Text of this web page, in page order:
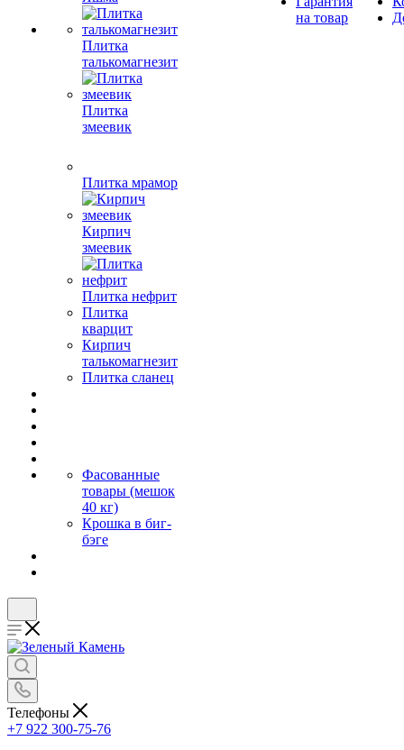
Плитка
талькомагнезит
Плитка
змеевик
Плитка мрамор
Кирпич
змеевик
Плитка нефрит
Плитка
кварцит
Кирпич
талькомагнезит
Плитка сланец
Фасованные
товары (мешок
40 кг)
Крошка в биг-
бэге
на товар
Телефоны
+7 922 300-75-76